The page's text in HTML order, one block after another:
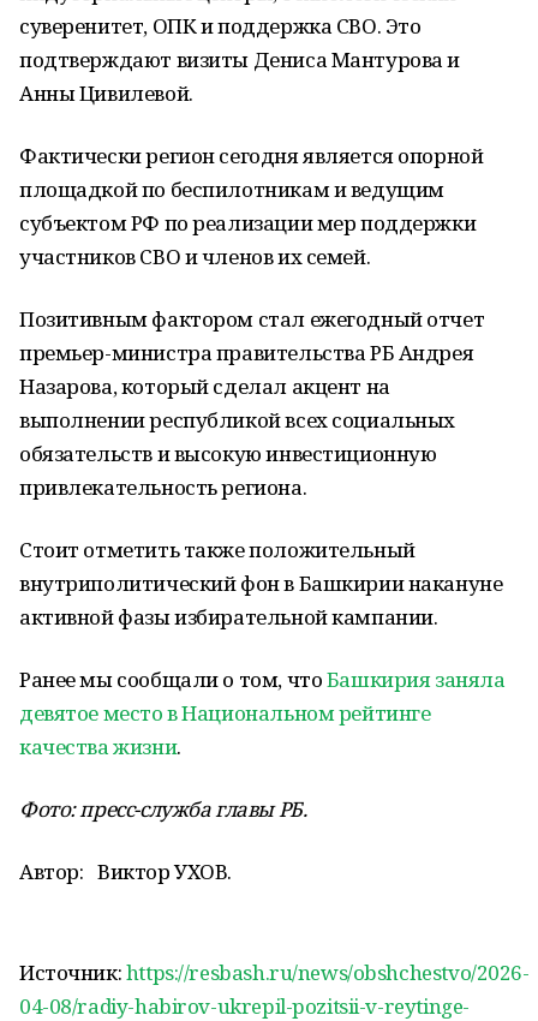
суверенитет, ОПК и поддержка СВО. Это
подтверждают визиты Дениса Мантурова и
Анны Цивилевой.
Фактически регион сегодня является опорной
площадкой по беспилотникам и ведущим
субъектом РФ по реализации мер поддержки
участников СВО и членов их семей.
Позитивным фактором стал ежегодный отчет
премьер-министра правительства РБ Андрея
Назарова, который сделал акцент на
выполнении республикой всех социальных
обязательств и высокую инвестиционную
привлекательность региона.
Стоит отметить также положительный
внутриполитический фон в Башкирии накануне
активной фазы избирательной кампании.
Ранее мы сообщали о том, чтоБашкирия заняла
девятое место в Национальном рейтинге
качества жизни.
Фото: пресс-служба главы РБ.
Автор: Виктор УХОВ.
Источник:https://resbash.ru/news/obshchestvo/2026-
04-08/radiy-habirov-ukrepil-pozitsii-v-reytinge-